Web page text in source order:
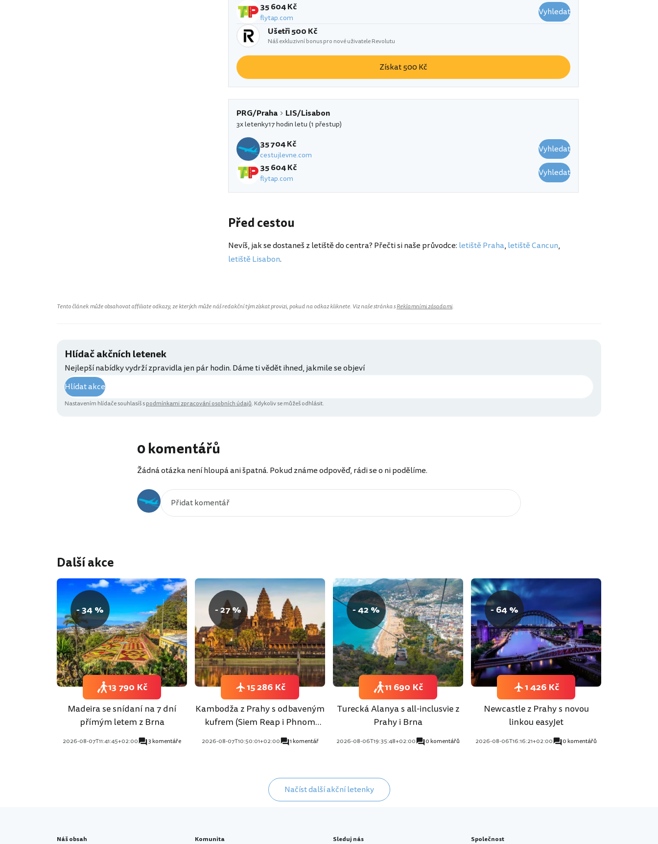
35 604 Kč
flytap.com
Vyhledat
Ušetři 500 Kč
Náš exkluzivní bonus pro nové uživatele Revolutu
Získat 500 Kč
PRG/Praha LIS/Lisabon
3x letenky17 hodin letu (1 přestup)
35 704 Kč
cestujlevne.com
Vyhledat
35 604 Kč
flytap.com Vyhledat
Před cestou
Nevíš, jak se dostaneš z letiště do centra? Přečti si naše průvodce: letiště Praha, letiště Cancun,
letiště Lisabon.
Tento článek může obsahovat affiliate odkazy, ze kterých může náš redakční tým získat provizi, pokud na odkaz kliknete. Viz naše stránka sReklamními zásadami.
Hlídač akčních letenek
Nejlepší nabídky vydrží zpravidla jen pár hodin. Dáme ti vědět ihned, jakmile se objeví
Hlídat akce
Nastavením hlídače souhlasíš spodmínkami zpracování osobních údajů. Kdykoliv se můžeš odhlásit.
0 komentářů
Žádná otázka není hloupá ani špatná. Pokud známe odpověď, rádi se o ni podělíme.
Další akce
- 34 %
Madeira se snídaní na 7 dní
přímým letem z Brna
2026-08-07T11:41:45+02:00 3 komentáře
13 790 Kč
- 27 %
Kambodža z Prahy s odbaveným
kufrem (Siem Reap i Phnom
2026-08-07T10:50:01+02:00 1 komentář
15 286 Kč
- 42 %
Turecká Alanya s all-inclusvie z
Prahy i Brna
2026-08-06T19:35:48+02:00 0 komentářů
11 690 Kč
- 64 %
Newcastle z Prahy s novou
linkou easyJet
2026-08-06T16:16:21+02:00 0 komentářů
1 426 Kč
Načíst další akční letenky
Náš obsah Komunita Sleduj nás Společnost